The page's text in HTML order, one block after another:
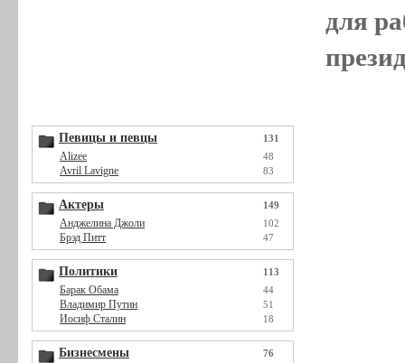
Певицы и певцы 131
Alizee 48
Avril Lavigne 83
Актеры 149
Анджелина Джоли 102
Брэд Питт 47
Политики 113
Барак Обама 44
Владимир Путин 51
Иосиф Сталин 18
Бизнесмены 76
для